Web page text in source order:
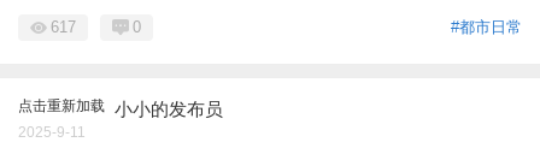
#都市日常
617 0
点击重新加载 小小的发布员
2025-9-11